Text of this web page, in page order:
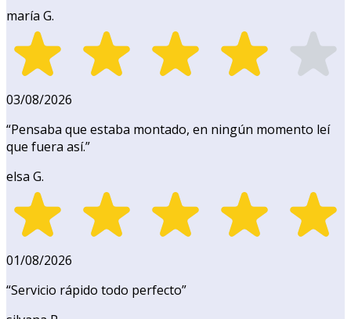
maría G.
03/08/2026
“Pensaba que estaba montado, en ningún momento leí
que fuera así.”
elsa G.
01/08/2026
“Servicio rápido todo perfecto”